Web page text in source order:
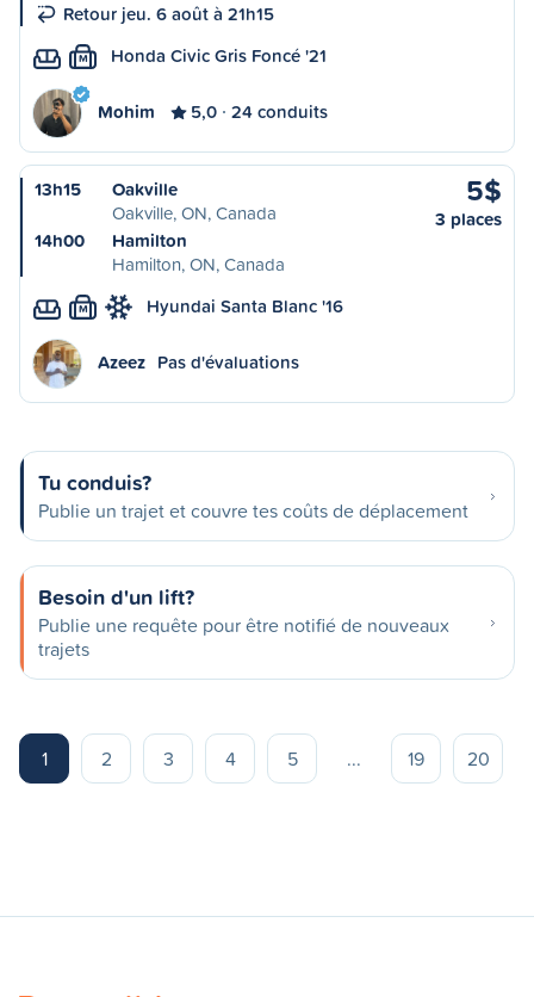
Retour jeu. 6 août à 21h15
M Honda Civic Gris Foncé '21
Mohim 5,0 24 conduits
13h15
Oakville
Oakville, ON, Canada
14h00
Hamilton
Hamilton, ON, Canada
5$
3 places
M Hyundai Santa Blanc '16
Azeez Pas d'évaluations
Tu conduis?
Publie un trajet et couvre tes coûts de déplacement
Besoin d'un lift?
Publie une requête pour être notifié de nouveaux
trajets
1 2 3 4 5 ... 19 20